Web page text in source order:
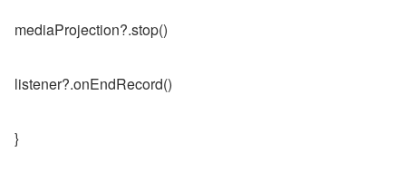
mediaProjection?.stop()
listener?.onEndRecord()
}